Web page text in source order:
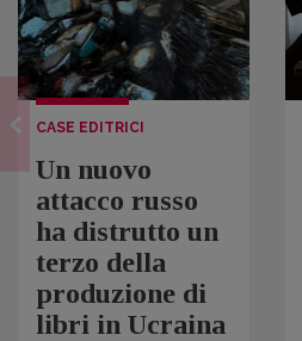
CASE EDITRICI
Un nuovo
attacco russo
ha distrutto un
terzo della
produzione di
libri in Ucraina